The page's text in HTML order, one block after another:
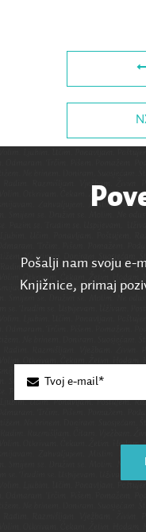
Pošalji nam svoju e-
Knjižnice, primaj